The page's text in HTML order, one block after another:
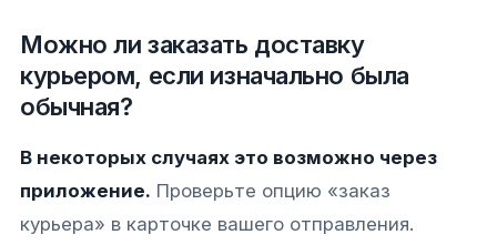
Можно ли заказать доставку
курьером, если изначально была
обычная?
В некоторых случаях это возможно через
приложение. Проверьте опцию «заказ
курьера» в карточке вашего отправления.